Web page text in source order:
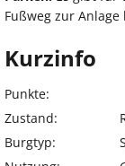
Fußweg zur
Kurzinfo
Punkte:
Zustand:
Burgtyp: